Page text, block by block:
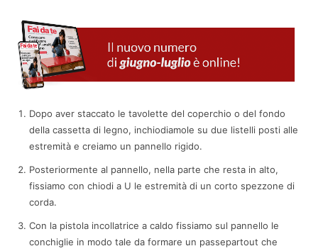
Dopo aver staccato le tavolette del coperchio o del fondo
della cassetta di legno, inchiodiamole su due listelli posti alle
estremità e creiamo un pannello rigido.
Posteriormente al pannello, nella parte che resta in alto,
fissiamo con chiodi a U le estremità di un corto spezzone di
corda.
Con la pistola incollatrice a caldo fissiamo sul pannello le
conchiglie in modo tale da formare un passepartout che